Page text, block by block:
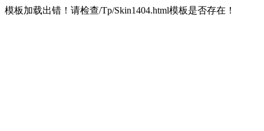
模板加载出错！请检查/Tp/Skin1404.html模板是否存在！